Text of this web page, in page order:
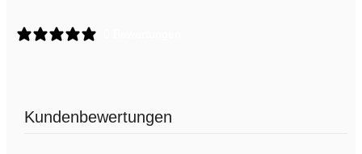
Kundenbewertungen